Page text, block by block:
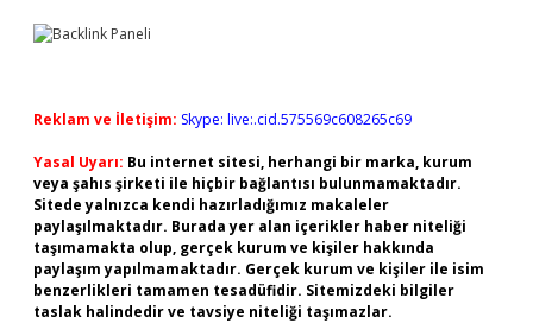
Reklam ve İletişim: Skype: live:.cid.575569c608265c69
Yasal Uyarı: Bu internet sitesi, herhangi bir marka, kurum
veya şahıs şirketi ile hiçbir bağlantısı bulunmamaktadır.
Sitede yalnızca kendi hazırladığımız makaleler
paylaşılmaktadır. Burada yer alan içerikler haber niteliği
taşımamakta olup, gerçek kurum ve kişiler hakkında
paylaşım yapılmamaktadır. Gerçek kurum ve kişiler ile isim
benzerlikleri tamamen tesadüfidir. Sitemizdeki bilgiler
taslak halindedir ve tavsiye niteliği taşımazlar.